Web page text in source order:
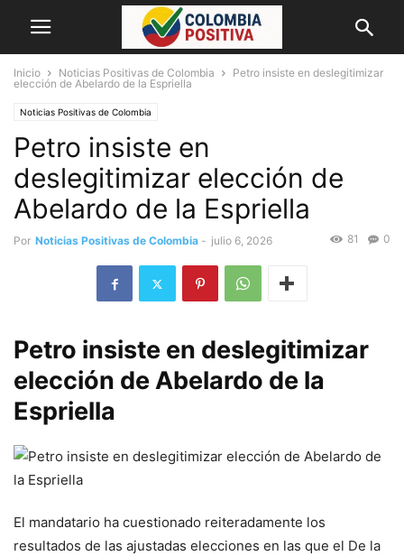
Inicio Noticias Positivas de Colombia
Petro insiste en deslegitimizar
elección de Abelardo de la Espriella
Noticias Positivas de Colombia
Petro insiste en
deslegitimizar elección de
Abelardo de la Espriella
Por Noticias Positivas de Colombia - julio 6, 2026 0
81
Petro insiste en deslegitimizar
elección de Abelardo de la
Espriella
El mandatario ha cuestionado reiteradamente los
resultados de las ajustadas elecciones en las que el De la